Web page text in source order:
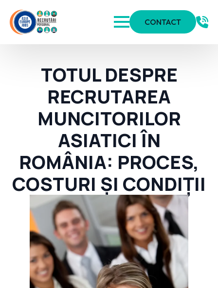
CONTACT
TOTUL DESPRE
RECRUTAREA
MUNCITORILOR
ASIATICI ÎN
ROMÂNIA: PROCES,
COSTURI ȘI CONDIȚII